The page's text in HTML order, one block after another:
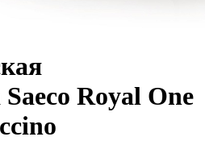
Royal One